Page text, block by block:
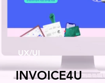
UX/UI
INVOICE4U